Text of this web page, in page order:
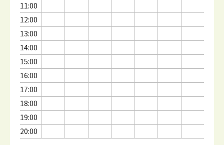
11:00
12:00
13:00
14:00
15:00
16:00
17:00
18:00
19:00
20:00